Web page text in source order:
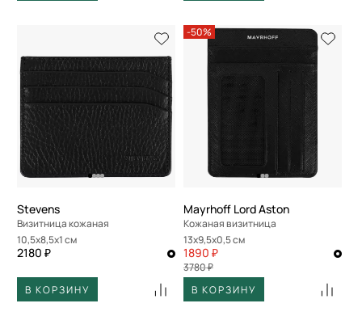
Stevens
Визитница кожаная
10,5x8,5x1 см
2180 ₽
В КОРЗИНУ
-50%
Mayrhoff Lord Aston
Кожаная визитница
13x9,5x0,5 см
1890 ₽
3780 ₽
В КОРЗИНУ